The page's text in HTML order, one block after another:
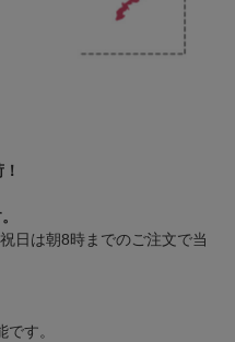
日は朝8時までのご注文で当
す。